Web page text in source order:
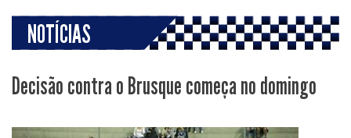
NOTÍCIAS
Decisão contra o Brusque começa no domingo